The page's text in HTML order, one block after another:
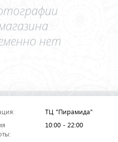
ТЦ "Пирамида"
10:00 - 22:00